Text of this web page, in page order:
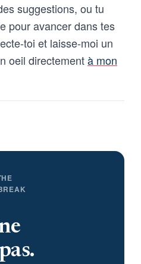
suggestions, ou tu
pour avancer dans tes
toi et laisse-moi un
oeil directementà mon